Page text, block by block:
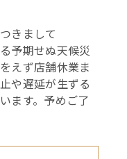
きまして
予期せぬ天候災
えず店舗休業ま
や遅延が生ずる
ます。予めご了